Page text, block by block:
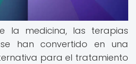
la medicina, las terapias
han convertido en una
para el tratamiento